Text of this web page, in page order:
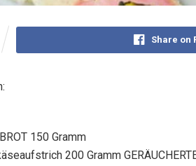
Share on
150 Gramm
200 Gramm